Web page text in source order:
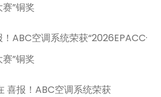
”铜奖
ABC空调系统荣获“2026EPACC·
”铜奖
喜报！ABC空调系统荣获